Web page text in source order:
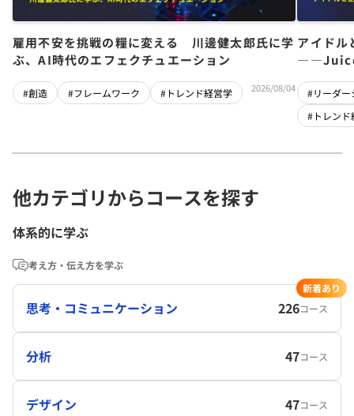
雇用不安を挑戦の糧に変える 川邊健太郎氏に学
ぶ、AI時代のエフェクチュエーション
#創造 #フレームワーク #トレンド経営学 2026/08/04
アイドル
#リーダー
#トレンド
他カテゴリからコースを探す
体系的に学ぶ
考え方・伝え方を学ぶ
思考・コミュニケーション 226コース
新着あり
分析 47コース
デザイン 47コース